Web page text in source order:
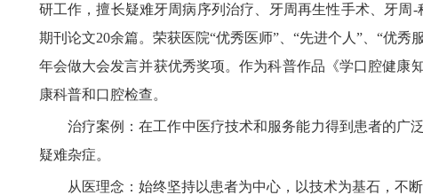
研工作，擅长疑难牙周病序列治疗、牙周再生性手术、牙
期刊论文20余篇。荣获医院“优秀医师”、“先进个人”、“优
年会做大会发言并获优秀奖项。作为科普作品《学口腔健康
康科普和口腔检查。
治疗案例：在工作中医疗技术和服务能力得到患者的广
疑难杂症。
从医理念：始终坚持以患者为中心，以技术为基石，不